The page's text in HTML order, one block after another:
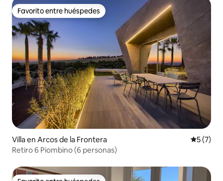
Favorito entre huéspedes
Favorito entre huéspedes
Villa en Arcos de la Frontera
5 (7)
Retiro 6 Piombino (6 personas)